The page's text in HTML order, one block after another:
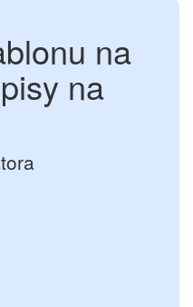
na
na